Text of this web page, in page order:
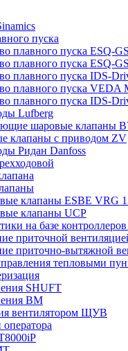
пуска
плавного пуска ESQ-
плавного пуска ESQ-
плавного пуска IDS-
плавного пуска VEDA
плавного пуска IDS-
Lufberg
шаровые клапаны
клапаны с приводом ZV
Ридан Danfoss
клапаны ESBE VRG
клапаны UCP
на базе контроллеров
приточной
приточно-вытяжной
тепловыми
SHUFT
BM
вентилятором ЩУВ